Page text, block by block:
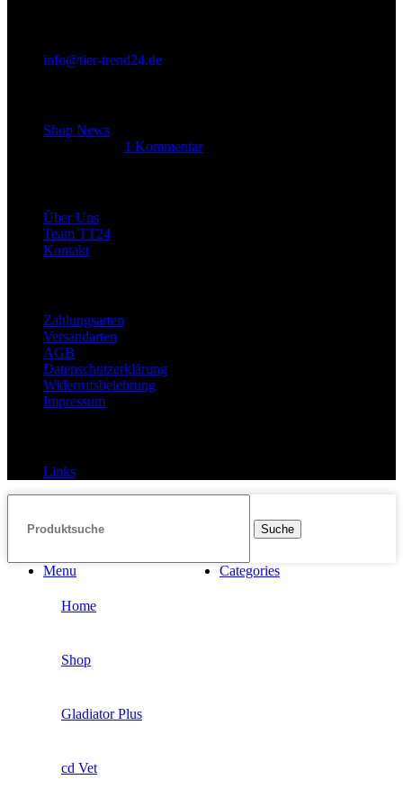
info@tier-trend24.de
Shop News
1 Kommentar
Über Uns
Team TT24
Kontakt
Zahlungsarten
Versandarten
AGB
Datenschutzerklärung
Widerrufsbelehrung
Impressum
Links
Suche
Menu Categories
Home
Shop
Gladiator Plus
cd Vet